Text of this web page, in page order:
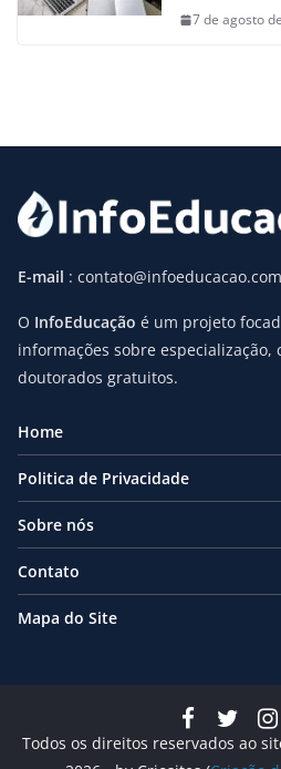
7 de agosto
E-mail :
O InfoEducação é um projeto
informações sobre especialização,
doutorados gratuitos.
Home
Politica de Privacidade
Sobre nós
Contato
Mapa do Site
Todos os direitos reservados ao